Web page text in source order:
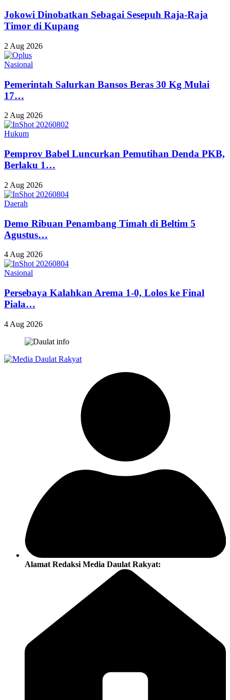
Jokowi Dinobatkan Sebagai Sesepuh Raja-Raja
Timor di Kupang
2 Aug 2026
Nasional
Pemerintah Salurkan Bansos Beras 30 Kg Mulai
17…
2 Aug 2026
Hukum
Pemprov Babel Luncurkan Pemutihan Denda PKB,
Berlaku 1…
2 Aug 2026
Daerah
Demo Ribuan Penambang Timah di Beltim 5
Agustus…
4 Aug 2026
Nasional
Persebaya Kalahkan Arema 1-0, Lolos ke Final
Piala…
4 Aug 2026
Alamat Redaksi Media Daulat Rakyat: